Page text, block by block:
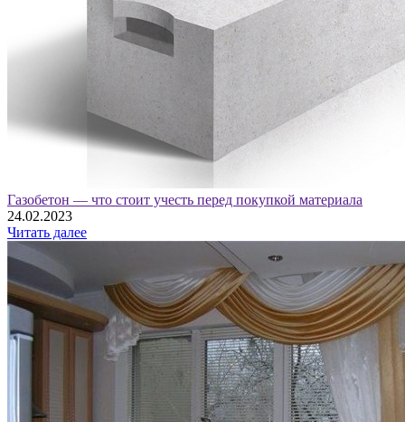
Газобетон — что стоит учесть перед покупкой материала
24.02.2023
Читать далее